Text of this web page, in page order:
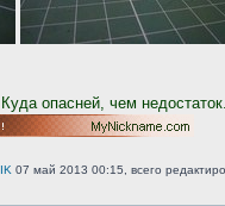
опасней, чем
07 май 2013 00:15, всего